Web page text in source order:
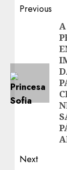
Post
Previous
Next